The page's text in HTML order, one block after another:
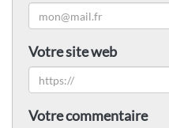
Votre site web
Votre commentaire